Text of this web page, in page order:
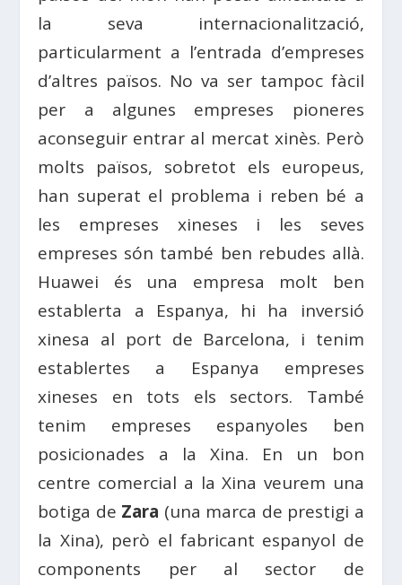
la seva internacionalització,
particularment a l’entrada d’empreses
d’altres països. No va ser tampoc fàcil
per a algunes empreses pioneres
aconseguir entrar al mercat xinès. Però
molts països, sobretot els europeus,
han superat el problema i reben bé a
les empreses xineses i les seves
empreses són també ben rebudes allà.
Huawei és una empresa molt ben
establerta a Espanya, hi ha inversió
xinesa al port de Barcelona, ​​i tenim
establertes a Espanya empreses
xineses en tots els sectors. També
tenim empreses espanyoles ben
posicionades a la Xina. En un bon
centre comercial a la Xina veurem una
botiga de Zara (una marca de prestigi a
la Xina), però el fabricant espanyol de
components per al sector de